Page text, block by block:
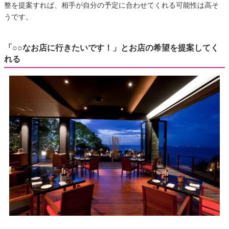
整を提案すれば、相手が自分の予定に合わせてくれる可能性は高そ
うです。
「○○なお店に行きたいです！」とお店の希望を提案してく
れる